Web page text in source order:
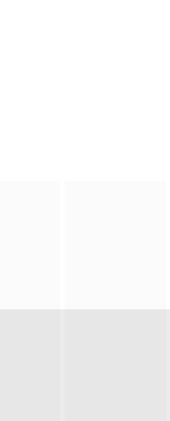
等待她的，是继母照子，以及
查夫，并凭借前世的理智与知识在